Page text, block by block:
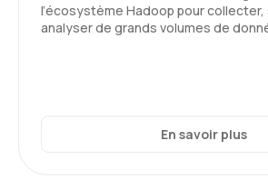
l’écosystème Hadoop pour
analyser de grands volumes de
En savoir plus